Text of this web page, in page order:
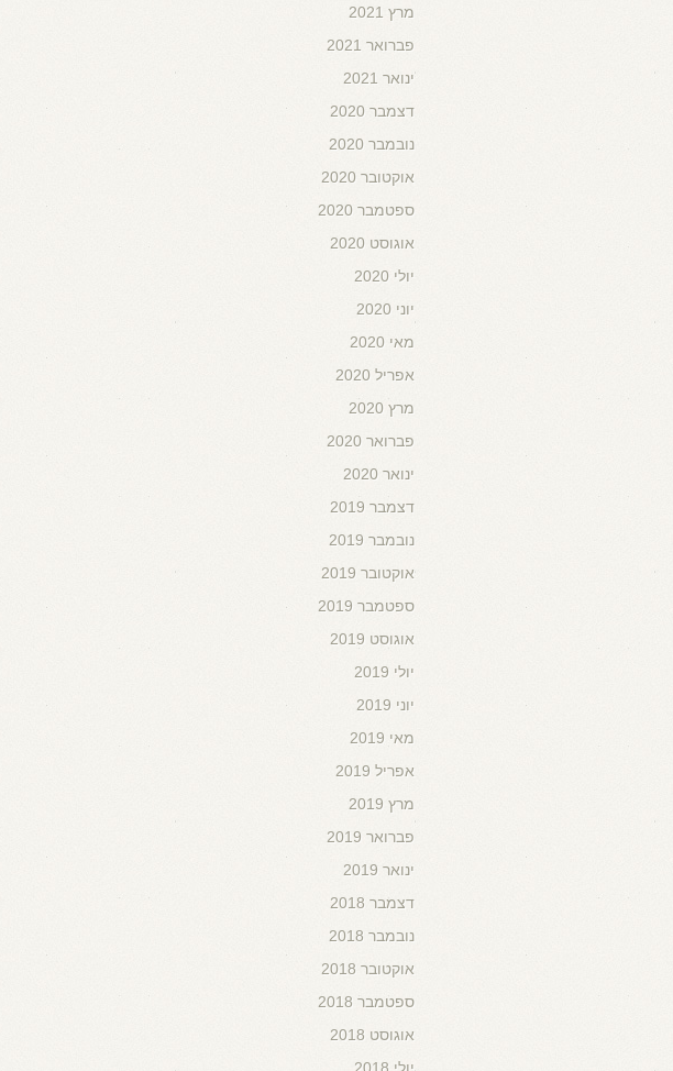
מרץ 2021
פברואר 2021
ינואר 2021
דצמבר 2020
נובמבר 2020
אוקטובר 2020
ספטמבר 2020
אוגוסט 2020
יולי 2020
יוני 2020
מאי 2020
אפריל 2020
מרץ 2020
פברואר 2020
ינואר 2020
דצמבר 2019
נובמבר 2019
אוקטובר 2019
ספטמבר 2019
אוגוסט 2019
יולי 2019
יוני 2019
מאי 2019
אפריל 2019
מרץ 2019
פברואר 2019
ינואר 2019
דצמבר 2018
נובמבר 2018
אוקטובר 2018
ספטמבר 2018
אוגוסט 2018